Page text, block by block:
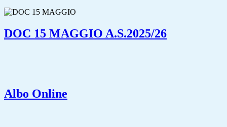
DOC 15 MAGGIO A.S.2025/26
Albo Online